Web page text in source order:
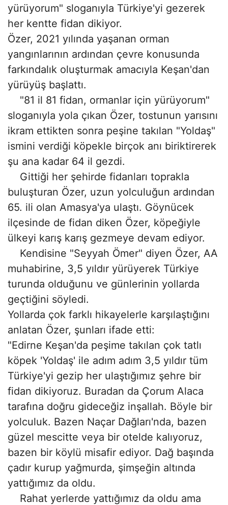
yürüyorum" sloganıyla Türkiye'yi gezerek
her kentte fidan dikiyor.
Özer, 2021 yılında yaşanan orman
yangınlarının ardından çevre konusunda
farkındalık oluşturmak amacıyla Keşan'dan
yürüyüş başlattı.
"81 il 81 fidan, ormanlar için yürüyorum"
sloganıyla yola çıkan Özer, tostunun yarısını
ikram ettikten sonra peşine takılan "Yoldaş"
ismini verdiği köpekle birçok anı biriktirerek
şu ana kadar 64 il gezdi.
Gittiği her şehirde fidanları toprakla
buluşturan Özer, uzun yolculuğun ardından
65. ili olan Amasya'ya ulaştı. Göynücek
ilçesinde de fidan diken Özer, köpeğiyle
ülkeyi karış karış gezmeye devam ediyor.
Kendisine "Seyyah Ömer" diyen Özer, AA
muhabirine, 3,5 yıldır yürüyerek Türkiye
turunda olduğunu ve günlerinin yollarda
geçtiğini söyledi.
Yollarda çok farklı hikayelerle karşılaştığını
anlatan Özer, şunları ifade etti:
"Edirne Keşan'da peşime takılan çok tatlı
köpek 'Yoldaş' ile adım adım 3,5 yıldır tüm
Türkiye'yi gezip her ulaştığımız şehre bir
fidan dikiyoruz. Buradan da Çorum Alaca
tarafına doğru gideceğiz inşallah. Böyle bir
yolculuk. Bazen Naçar Dağları'nda, bazen
güzel mescitte veya bir otelde kalıyoruz,
bazen bir köylü misafir ediyor. Dağ başında
çadır kurup yağmurda, şimşeğin altında
yattığımız da oldu.
Rahat yerlerde yattığımız da oldu ama